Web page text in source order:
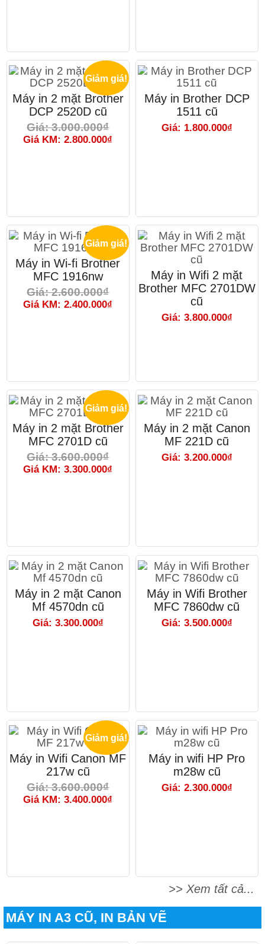
Giảm giá!
Máy in 2 mặt Brother
DCP 2520D cũ
Giá: 3.000.000₫
Giá KM: 2.800.000₫
Máy in Brother DCP
1511 cũ
Giá: 1.800.000₫
Giảm giá!
Máy in Wi-fi Brother
MFC 1916nw
Giá: 2.600.000₫
Giá KM: 2.400.000₫
Máy in Wifi 2 mặt
Brother MFC 2701DW
cũ
Giá: 3.800.000₫
Giảm giá!
Máy in 2 mặt Brother
MFC 2701D cũ
Giá: 3.600.000₫
Giá KM: 3.300.000₫
Máy in 2 mặt Canon
MF 221D cũ
Giá: 3.200.000₫
Máy in 2 mặt Canon
Mf 4570dn cũ
Giá: 3.300.000₫
Máy in Wifi Brother
MFC 7860dw cũ
Giá: 3.500.000₫
Giảm giá!
Máy in Wifi Canon MF
217w cũ
Giá: 3.600.000₫
Giá KM: 3.400.000₫
Máy in wifi HP Pro
m28w cũ
Giá: 2.300.000₫
>> Xem tất cả...
MÁY IN A3 CŨ, IN BẢN VẼ